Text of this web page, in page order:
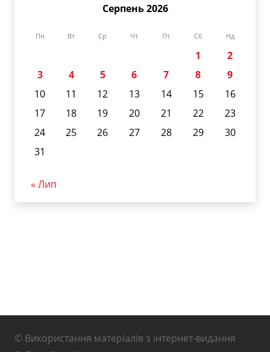
Серпень 2026
Пн Вт Ср Чт Пт Сб Нд
1
2
3
4 5 6 7 8
9
10
11 12 13 14 15
16
17
18 19 20 21 22
23
24
25 26 27 28 29
30
31
« Лип
© Використання матеріалів з інтернет-видання